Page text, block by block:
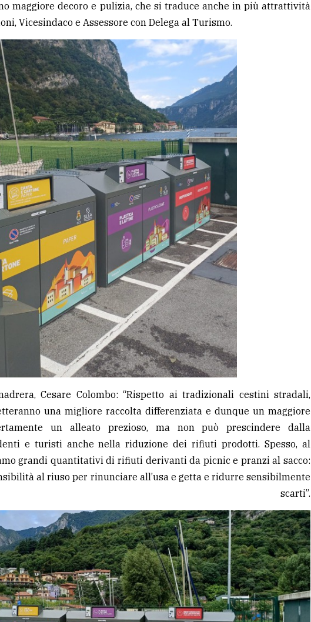
maggiore decoro e pulizia, che si traduce anche in più attrattività
Vicesindaco e Assessore con Delega al Turismo.
Cesare Colombo: “Rispetto ai tradizionali cestini stradali,
una migliore raccolta differenziata e dunque un maggiore
un alleato prezioso, ma non può prescindere dalla
e turisti anche nella riduzione dei rifiuti prodotti. Spesso, al
grandi quantitativi di rifiuti derivanti da picnic e pranzi al sacco:
al riuso per rinunciare all’usa e getta e ridurre sensibilmente